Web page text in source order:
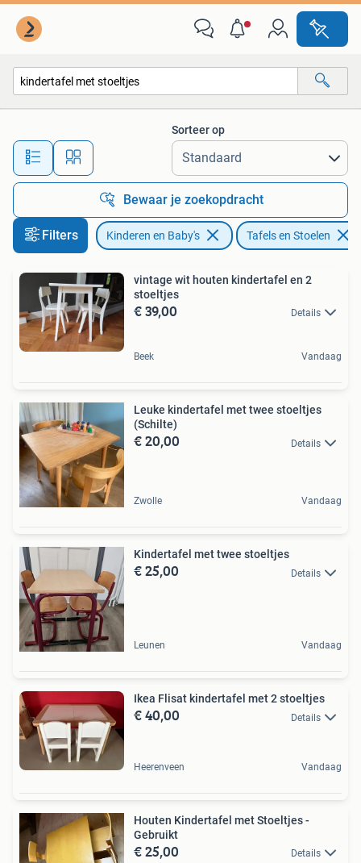
Alle afstanden…
Sorteer op
Bewaar je zoekopdracht
Filters Kinderen en Baby's Tafels en Stoelen
vintage wit houten kindertafel en 2
stoeltjes
€ 39,00 Details
Beek Vandaag
Leuke kindertafel met twee stoeltjes
(Schilte)
€ 20,00 Details
Zwolle Vandaag
Kindertafel met twee stoeltjes
€ 25,00 Details
Leunen Vandaag
Ikea Flisat kindertafel met 2 stoeltjes
€ 40,00 Details
Heerenveen Vandaag
Houten Kindertafel met Stoeltjes -
Gebruikt
€ 25,00 Details